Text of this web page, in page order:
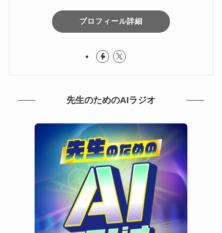
プロフィール詳細
先生のためのAIラジオ